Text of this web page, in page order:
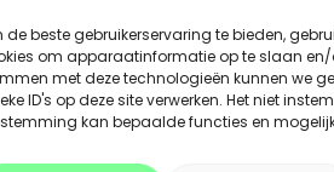
de beste gebruikerservaring te bieden,
om apparaatinformatie op te slaan en/
met deze technologieën kunnen we
ID's op deze site verwerken. Het niet
kan bepaalde functies en
vorige generatie 3008. Er is
Fijn ook dat de